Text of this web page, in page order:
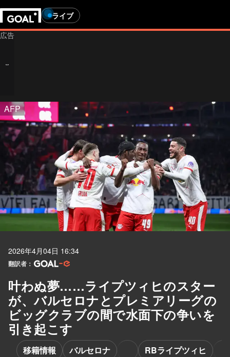
ライブ
AFP
2026年4月04日 16:34
翻訳者：
叶わぬ夢……ライプツィヒのスター
が、バルセロナとプレミアリーグの
ビッグクラブの間で水面下の争いを
引き起こす
移籍情報 バルセロナ RBライプツィヒ